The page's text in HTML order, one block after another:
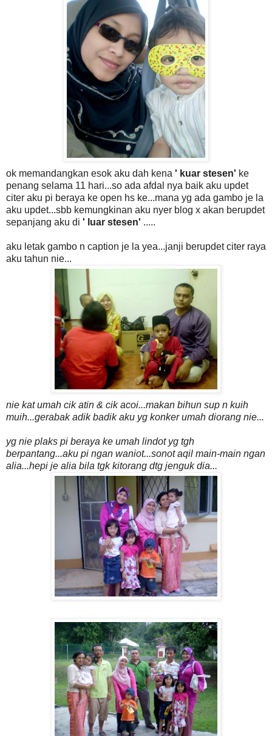
ok memandangkan esok aku dah kena ' kuar stesen' ke
penang selama 11 hari...so ada afdal nya baik aku updet
citer aku pi beraya ke open hs ke...mana yg ada gambo je la
aku updet...sbb kemungkinan aku nyer blog x akan berupdet
sepanjang aku di ' luar stesen' .....
aku letak gambo n caption je la yea...janji berupdet citer raya
aku tahun nie...
nie kat umah cik atin & cik acoi...makan bihun sup n kuih
muih...gerabak adik badik aku yg konker umah diorang nie...
yg nie plaks pi beraya ke umah lindot yg tgh
berpantang...aku pi ngan waniot...sonot aqil main-main ngan
alia...hepi je alia bila tgk kitorang dtg jenguk dia...